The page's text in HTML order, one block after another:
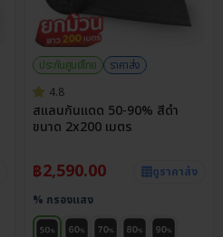
ประกันศูนย์ไทย
ราคาส่ง
4.8
สแลนกันแดด 50-90% สีดำ
ขนาด 2x200 เมตร
฿2,590.00
ดูราคาส่ง
% กรองแสง